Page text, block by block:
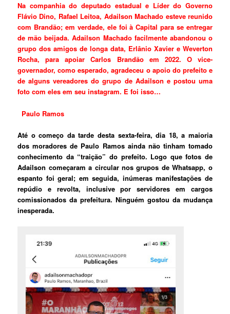
Na companhia do deputado estadual e Líder do Governo
Flávio Dino, Rafael Leitoa, Adailson Machado esteve reunido
com Brandão; em verdade, ele foi à Capital para se entregar
de mão beijada. Adailson Machado facilmente abandonou o
grupo dos amigos de longa data, Erlânio Xavier e Weverton
Rocha, para apoiar Carlos Brandão em 2022. O vice-
governador, como esperado, agradeceu o apoio do prefeito e
de alguns vereadores do grupo de Adailson e postou uma
foto com eles em seu instagram. E foi isso…
Paulo Ramos
Até o começo da tarde desta sexta-feira, dia 18, a maioria
dos moradores de Paulo Ramos ainda não tinham tomado
conhecimento da “traição” do prefeito. Logo que fotos de
Adailson começaram a circular nos grupos de Whatsapp, o
espanto foi geral; em seguida, inúmeras manifestações de
repúdio e revolta, inclusive por servidores em cargos
comissionados da prefeitura. Ninguém gostou da mudança
inesperada.